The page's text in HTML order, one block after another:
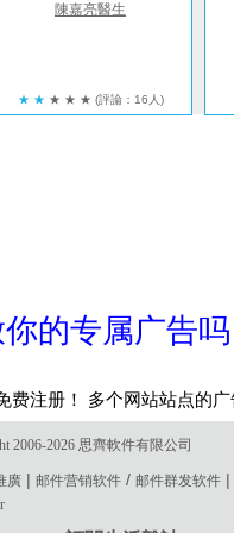
陳嘉亮醫生
★ ★ ★ ★ ★ (評論：16人)
2006-2026 思齊軟件有限公司
廣 |邮件营销软件 /邮件群发软件 |